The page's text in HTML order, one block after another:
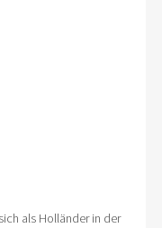
als Holländer in der